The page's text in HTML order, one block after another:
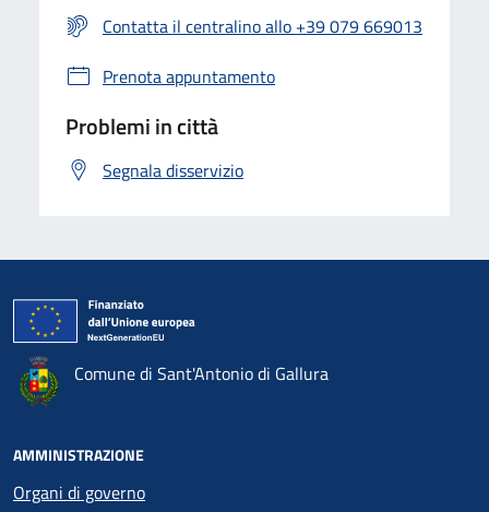
Contatta il centralino allo +39 079 669013
Prenota appuntamento
Problemi in città
Segnala disservizio
Comune di Sant'Antonio di Gallura
AMMINISTRAZIONE
Organi di governo